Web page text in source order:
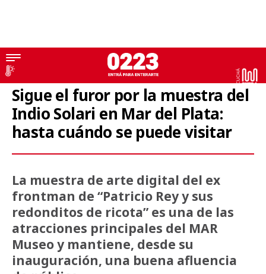
Arte
Sigue el furor por la muestra del
Indio Solari en Mar del Plata:
hasta cuándo se puede visitar
La muestra de arte digital del ex
frontman de “Patricio Rey y sus
redonditos de ricota” es una de las
atracciones principales del MAR
Museo y mantiene, desde su
inauguración, una buena afluencia